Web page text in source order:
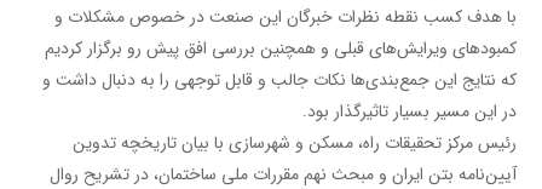
با هدف کسب نقطه نظرات خبرگان این صنعت در خصوص مشکلات و
کمبودهای ویرایش‌های قبلی و همچنین بررسی افق پیش رو برگزار کردیم
که نتایج این جمع‌بندی‌ها نکات جالب و قابل توجهی را به دنبال داشت و
در این مسیر بسیار تاثیرگذار بود.
رئیس مرکز تحقیقات راه، مسکن و شهرسازی با بیان تاریخچه تدوین
آیین‌نامه بتن ایران و مبحث نهم مقررات ملی ساختمان، در تشریح روال